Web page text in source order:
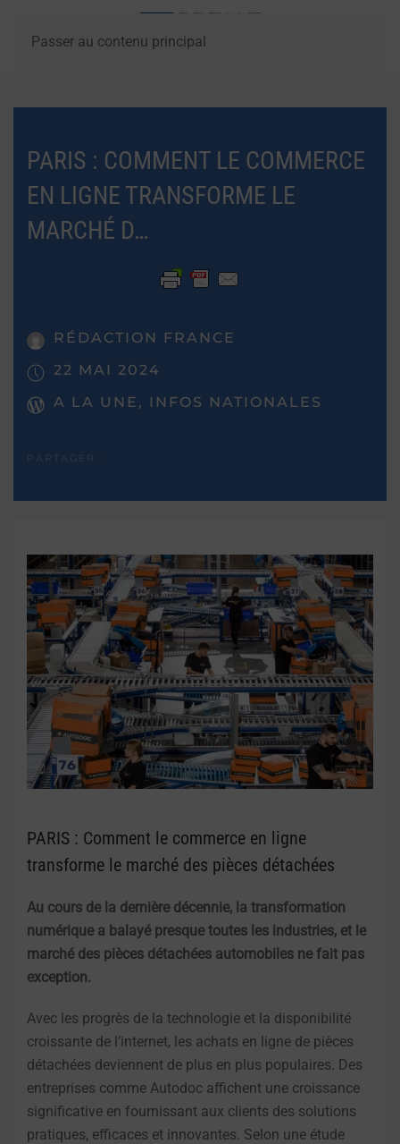
Passer au contenu principal
PARIS : COMMENT LE COMMERCE
EN LIGNE TRANSFORME LE
MARCHÉ D…
RÉDACTION FRANCE
22 MAI 2024
A LA UNE, INFOS NATIONALES
PARIS : Comment le commerce en ligne
transforme le marché des pièces détachées
Au cours de la dernière décennie, la transformation
numérique a balayé presque toutes les industries, et le
marché des pièces détachées automobiles ne fait pas
exception.
Avec les progrès de la technologie et la disponibilité
croissante de l’internet, les achats en ligne de pièces
détachées deviennent de plus en plus populaires. Des
entreprises comme Autodoc affichent une croissance
significative en fournissant aux clients des solutions
pratiques, efficaces et innovantes. Selon une étude